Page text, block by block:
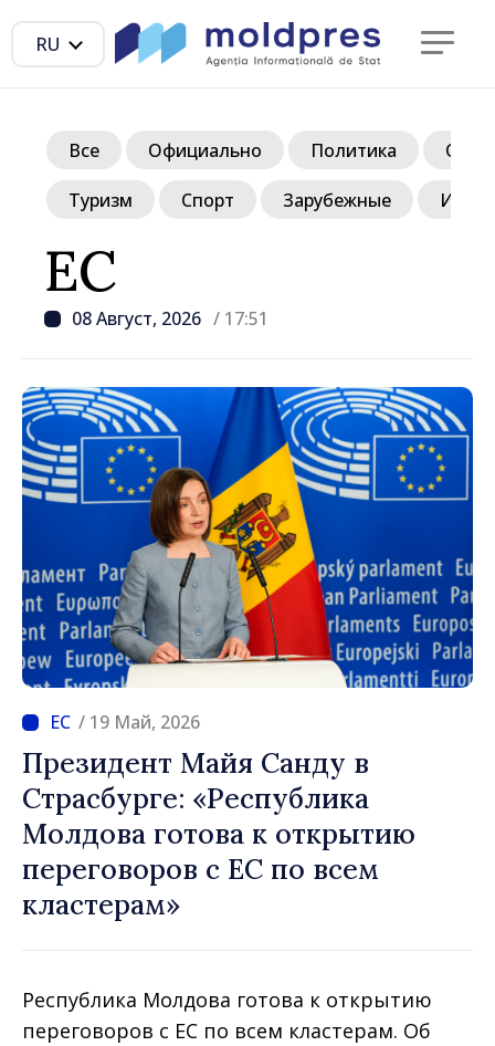
RU
ЕС
08 Август, 2026 / 17:51
Все Официально Политика
Туризм Спорт Зарубежные
/ 19 Май, 2026
Президент Майя Санду в
Страсбурге: «Республика
Молдова готова к открытию
переговоров с ЕС по всем
кластерам»
Республика Молдова готова к открытию
переговоров с ЕС по всем кластерам. Об